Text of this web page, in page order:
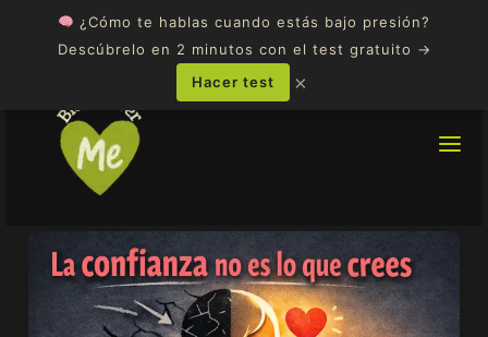
¿Cómo te hablas cuando estás bajo presión?
Descúbrelo en 2 minutos con el test gratuito →
Hacer test
×
Que
No
Te